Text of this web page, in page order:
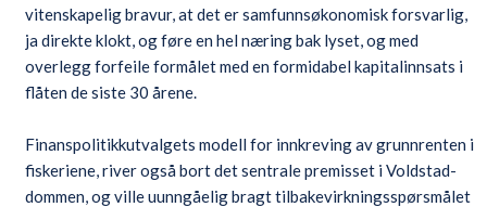
vitenskapelig bravur, at det er samfunnsøkonomisk forsvarlig,
ja direkte klokt, og føre en hel næring bak lyset, og med
overlegg forfeile formålet med en formidabel kapitalinnsats i
flåten de siste 30 årene.
Finanspolitikkutvalgets modell for innkreving av grunnrenten i
fiskeriene, river også bort det sentrale premisset i Voldstad-
dommen, og ville uunngåelig bragt tilbakevirkningsspørsmålet